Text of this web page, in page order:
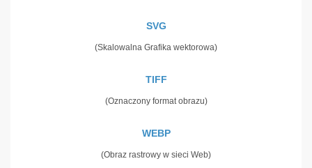
SVG
(Skalowalna Grafika wektorowa)
TIFF
(Oznaczony format obrazu)
WEBP
(Obraz rastrowy w sieci Web)